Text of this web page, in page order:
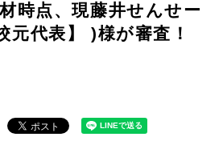
時点、現藤井せんせー
元代表】 )様が審査！